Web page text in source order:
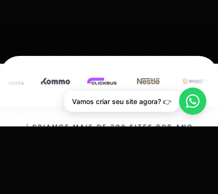
CRIAMOS MAIS DE 200 SITES POR ANO.
Vamos criar seu site agora? 👉